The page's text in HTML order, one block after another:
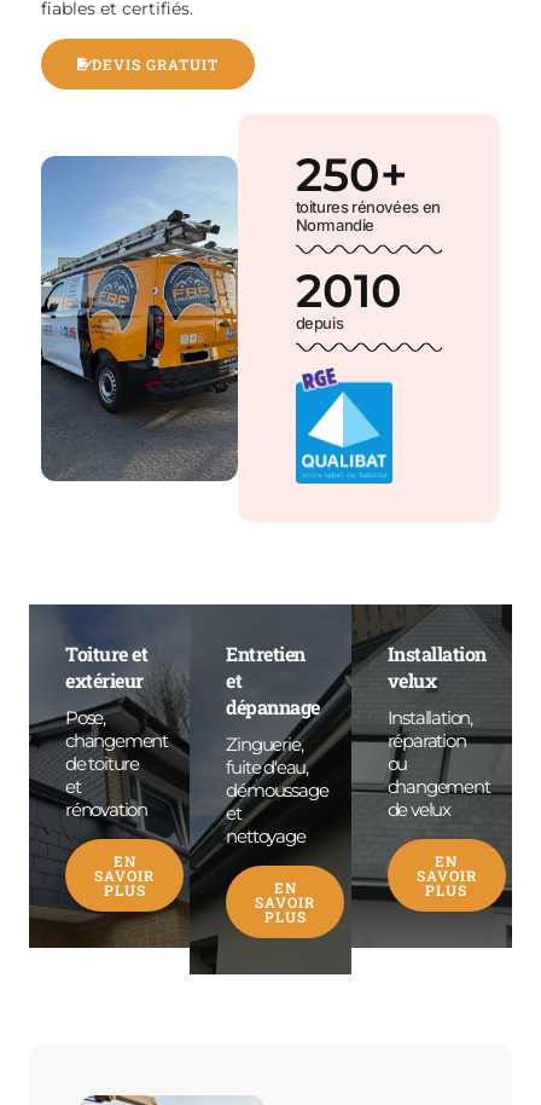
toitures rénovées en
Normandie
250+
depuis
2010
fiables et certifiés.
DEVIS GRATUIT
Toiture et
extérieur
Pose,
changement
de toiture
et
rénovation
EN
SAVOIR
PLUS
Entretien
et
dépannage
Zinguerie,
fuite d'eau,
démoussage
et
nettoyage
EN
SAVOIR
PLUS
Installation
velux
Installation,
réparation
ou
changement
de velux
EN
SAVOIR
PLUS